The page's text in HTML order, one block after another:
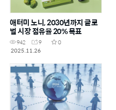
애터미 노니, 2030년까지 글로
벌 시장 점유율 20% 목표
942 9
0
2025.11.26